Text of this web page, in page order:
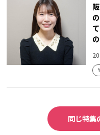
同じ特集